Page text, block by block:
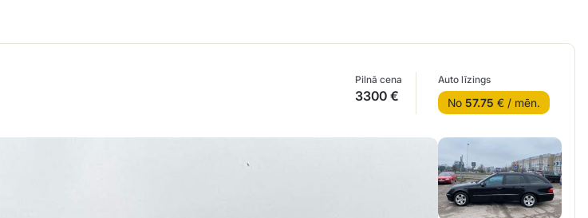
Pilnā cena
3300 €
Auto līzings
No 57.75 € / mēn.